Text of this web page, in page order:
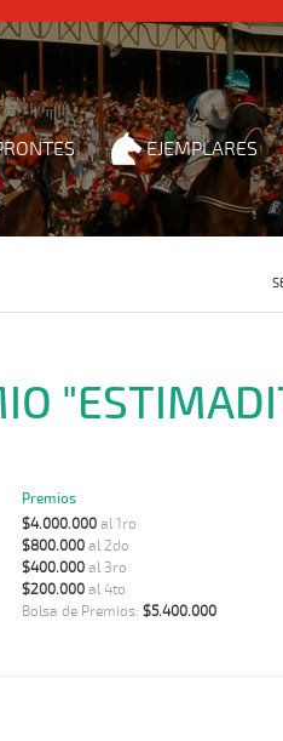
EJEMPLARES
Premios
$4.000.000al 1ro
$800.000al 2do
$400.000al 3ro
$200.000al 4to
Bolsa de Premios: $5.400.000